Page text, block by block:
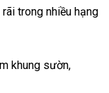
trong nhiều hạng
khung sườn,